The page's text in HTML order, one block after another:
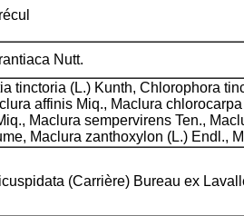
Nutt.
tinctoria (L.) Kunth, Chlorophora
affinis Miq., Maclura
Maclura sempervirens Ten.,
Maclura zanthoxylon (L.) Endl.,
(Carrière) Bureau ex